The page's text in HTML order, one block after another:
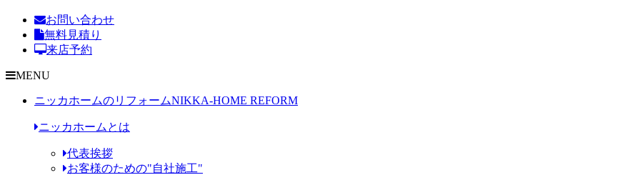
お問い合わせ
無料見積り
来店予約
MENU
ニッカホームのリフォームNIKKA-HOME REFORM
ニッカホームとは
代表挨拶
お客様のための"自社施工"